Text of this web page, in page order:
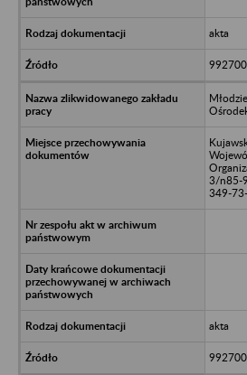
akta
3/n85-
349-
akta